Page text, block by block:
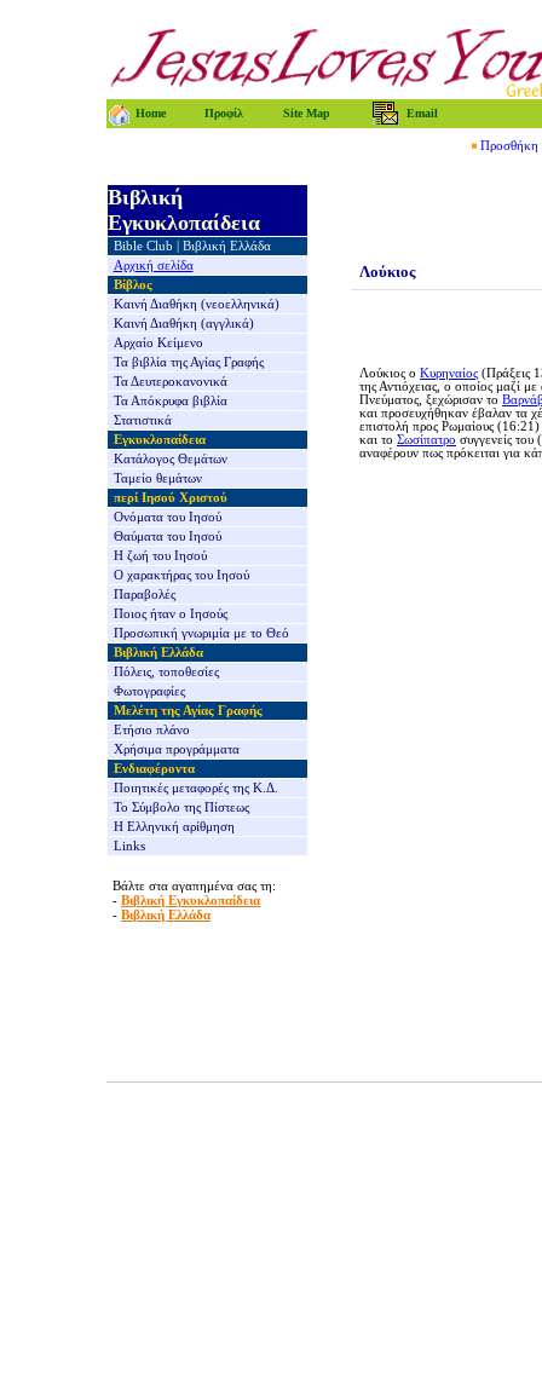
Home Προφίλ Site Map Email
Προσθήκη
Βιβλική
Εγκυκλοπαίδεια
Bible Club
Βιβλική Ελλάδα
Αρχική σελίδα
Βίβλος
Καινή Διαθήκη (νεοελληνικά)
Καινή Διαθήκη (αγγλικά)
Αρχαίο Κείμενο
Τα βιβλία τηςΑγίας Γραφής
Τα Δευτεροκανονικά
Τα Απόκρυφα βιβλία
Στατιστικά
Εγκυκλοπαίδεια
Κατάλογος Θεμάτων
Ταμείο θεμάτων
περί Ιησού Χριστού
Ονόματα του Ιησού
Θαύματα του Ιησού
Η ζωή του Ιησού
Ο χαρακτήρας του Ιησού
Παραβολές
Ποιος ήταν ο Ιησούς
Προσωπική γνωριμία με το Θεό
Βιβλική Ελλάδα
Πόλεις, τοποθεσίες
Φωτογραφίες
Μελέτη της Αγίας Γραφής
Ετήσιο πλάνο
Χρήσιμα προγράμματα
Ενδιαφέροντα
Ποιητικές μεταφορές της Κ.Δ.
Το Σύμβολο της Πίστεως
Η Ελληνική αρίθμηση
Links
Βάλτε στα αγαπημένα σας τη:
- Βιβλική Εγκυκλοπαίδεια
- Βιβλική Ελλάδα
Λούκιος
Λούκιος ο Κυρηναίος (Πράξεις
της Αντιόχειας, ο οποίος μαζί
Πνεύματος, ξεχώρισαν το
και προσευχήθηκαν έβαλαν τα
επιστολή προς Ρωμαίους
και το Σωσίπατρο συγγενείς του
αναφέρουν πως πρόκειται για